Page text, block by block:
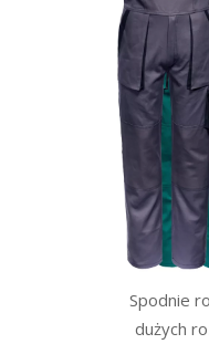
Spodnie
dużych